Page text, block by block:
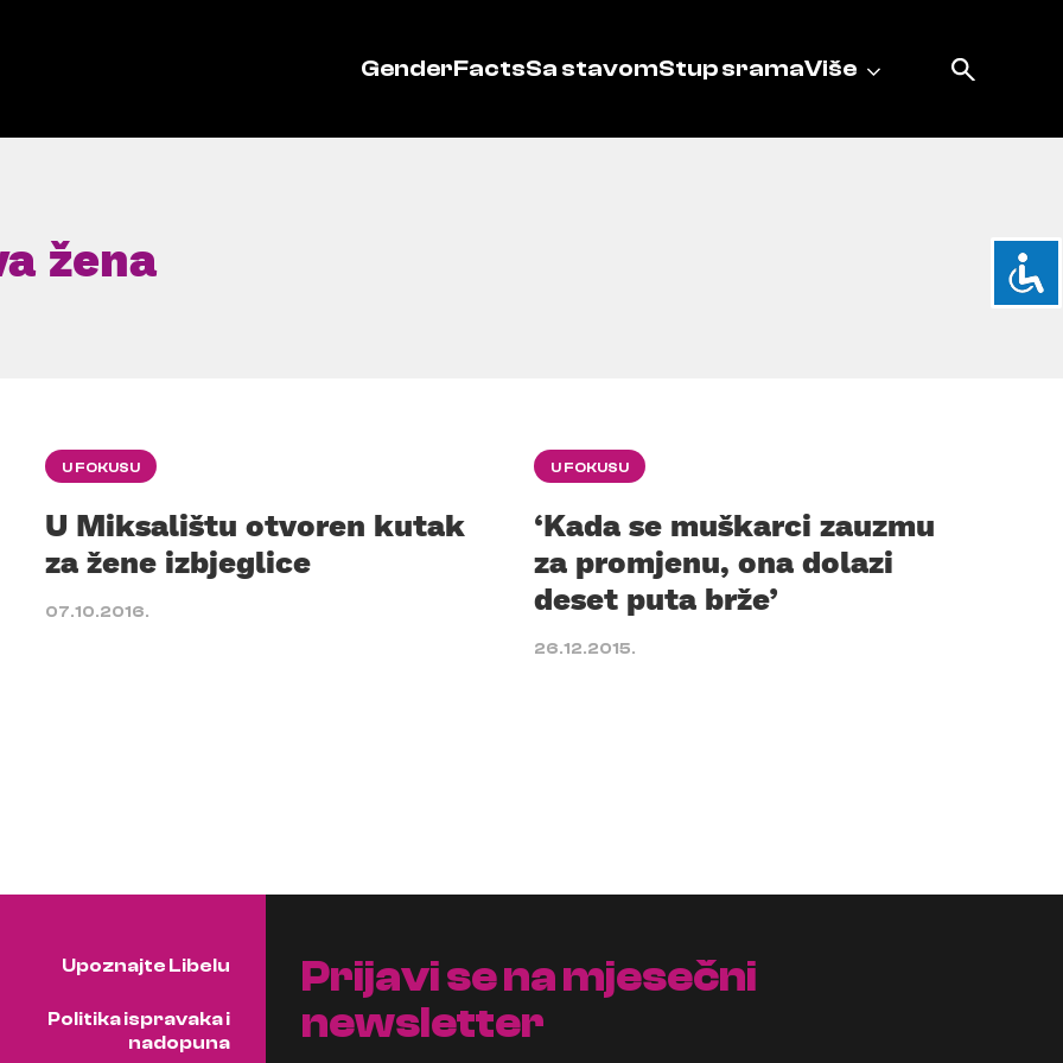
GenderFactsSa stavomStup sramaViše
žena
U FOKUSU
U Miksalištu otvoren kutak
za žene izbjeglice
07.10.2016.
U FOKUSU
‘Kada se muškarci zauzmu
za promjenu, ona dolazi
deset puta brže’
26.12.2015.
Upoznajte Libelu
Politika ispravaka i
nadopuna
Prijavi se na mjesečni
newsletter